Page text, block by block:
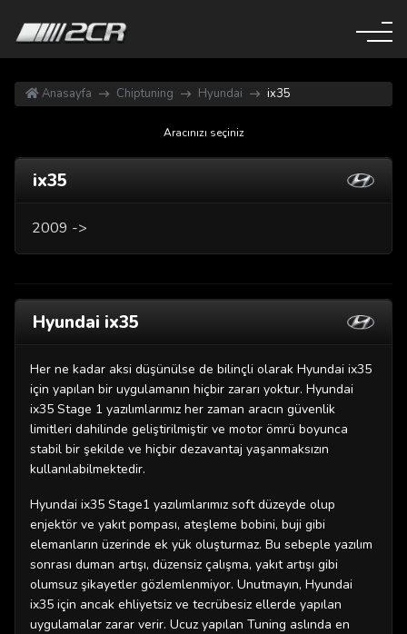
Anasayfa Chiptuning Hyundai ix35
Aracınızı seçiniz
ix35
2009 ->
Hyundai ix35
Her ne kadar aksi düşünülse de bilinçli olarak Hyundai ix35
için yapılan bir uygulamanın hiçbir zararı yoktur. Hyundai
ix35 Stage 1 yazılımlarımız her zaman aracın güvenlik
limitleri dahilinde geliştirilmiştir ve motor ömrü boyunca
stabil bir şekilde ve hiçbir dezavantaj yaşanmaksızın
kullanılabilmektedir.
Hyundai ix35 Stage1 yazılımlarımız soft düzeyde olup
enjektör ve yakıt pompası, ateşleme bobini, buji gibi
elemanların üzerinde ek yük oluşturmaz. Bu sebeple yazılım
sonrası duman artışı, düzensiz çalışma, yakıt artışı gibi
olumsuz şikayetler gözlemlenmiyor. Unutmayın, Hyundai
ix35 için ancak ehliyetsiz ve tecrübesiz ellerde yapılan
uygulamalar zarar verir. Ucuz yapılan Tuning aslında en